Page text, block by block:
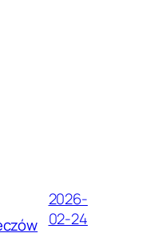
2026-
02-24